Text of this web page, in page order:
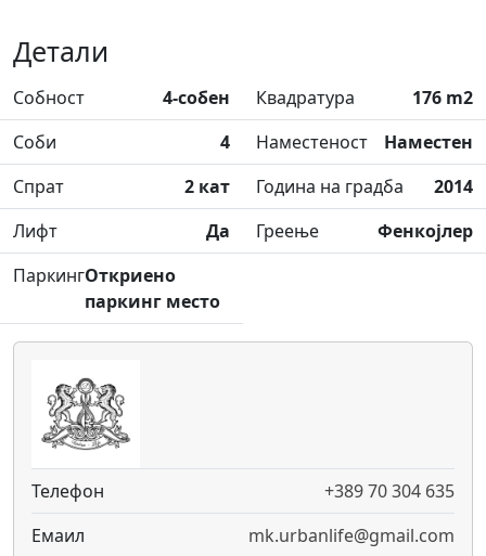
Детали
Собност 4-собен Квадратура
176 m2
Соби
4 Наместеност
Наместен
Спрат
2 кат Година на градба
2014
Лифт
Да Греење
Фенкојлер
ПаркингОткриено
паркинг место
Телефон
+389 70 304 635
Емаил
mk.urbanlife@gmail.com